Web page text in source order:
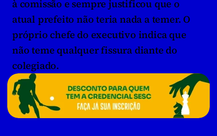
à comissão e sempre justificou que o
atual prefeito não teria nada a temer. O
próprio chefe do executivo indica que
não teme qualquer fissura diante do
colegiado.